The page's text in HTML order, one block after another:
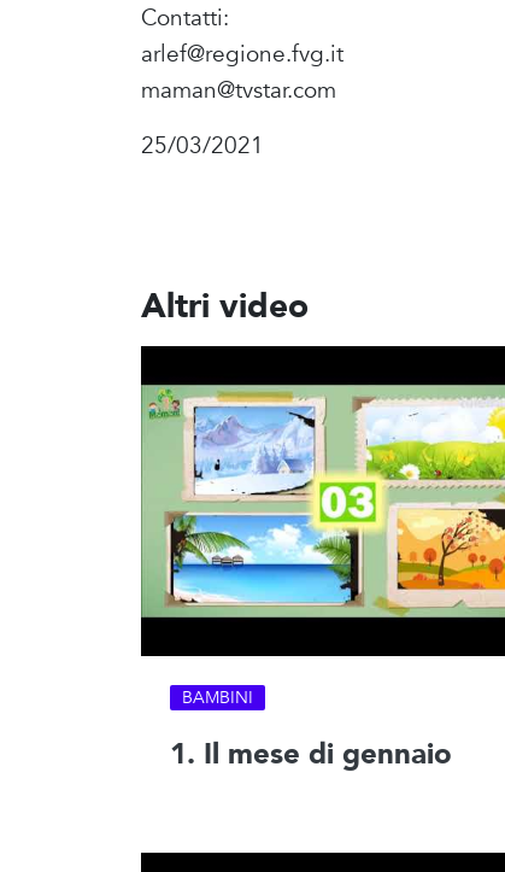
Contatti:
arlef@regione.fvg.it
maman@tvstar.com
25/03/2021
Altri video
BAMBINI
1. Il mese di gennaio